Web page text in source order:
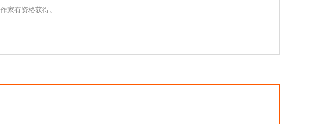
家有资格获得。